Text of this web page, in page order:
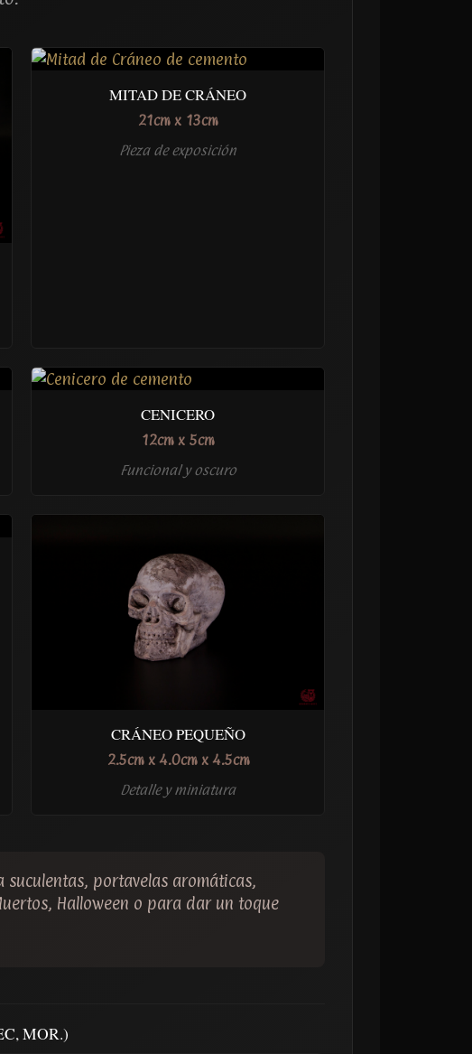
MITAD DE CRÁNEO
21cm x 13cm
Pieza de exposición
CENICERO
12cm x 5cm
Funcional y oscuro
CRÁNEO PEQUEÑO
2.5cm x 4.0cm x 4.5cm
Detalle y miniatura
suculentas, portavelas aromáticas,
Halloween o para dar un toque
MOR.)